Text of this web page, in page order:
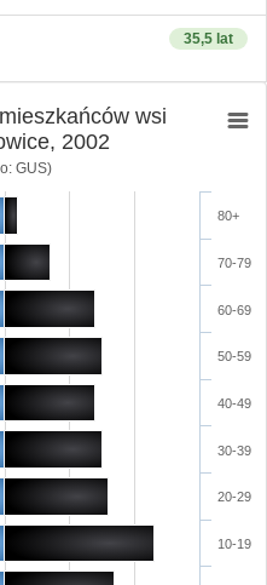
35,5 lat
wsi
2002
GUS)
10-19
20-29
30-39
40-49
50-59
60-69
70-79
80+